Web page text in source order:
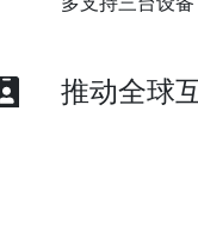
推动全球